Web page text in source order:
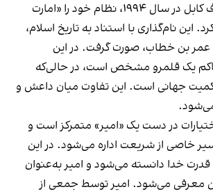
طالبان پس از تصرف کابل در سال ۱۹۹۴، نظام خود را «امارت
این نام‌گذاری با استناد به تاریخ اسلام،
عمر بن خطاب، صورت گرفت. در این
یک قلمرو مشخص است، در حالی‌که
جهانی است. این تفاوت میان داعش و
در دست یک «امیر» متمرکز است و
خاصی از شریعت اداره می‌شود. در این
خدا دانسته می‌شود و امیر به‌عنوان
معرفی می‌شود. امیر توسط جمعی از